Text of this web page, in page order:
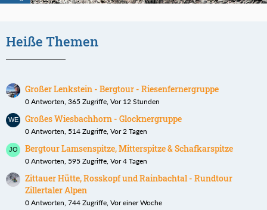
Heiße Themen
Großer Lenkstein - Bergtour - Riesenfernergruppe
0 Antworten, 365 Zugriffe, Vor 12 Stunden
Großes Wiesbachhorn - Glocknergruppe
0 Antworten, 514 Zugriffe, Vor 2 Tagen
Bergtour Lamsenspitze, Mitterspitze & Schafkarspitze
0 Antworten, 595 Zugriffe, Vor 4 Tagen
Zittauer Hütte, Rosskopf und Rainbachtal - Rundtour
Zillertaler Alpen
0 Antworten, 744 Zugriffe, Vor einer Woche